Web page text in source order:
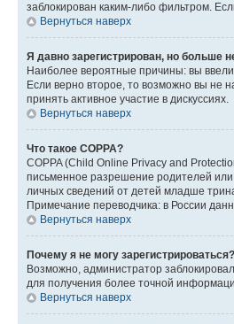
заблокирован каким-либо фильтром.
Вернуться наверх
Я давно зарегистрирован, но больше
Наиболее вероятные причины: вы
Если верно второе, то возможно вы не
принять активное участие в дискуссиях.
Вернуться наверх
Что такое COPPA?
COPPA (Child Online Privacy and
письменное разрешение родителей или
личных сведений от детей младше
Примечание переводчика: в России
Вернуться наверх
Почему я не могу зарегистрироваться?
Возможно, администратор
для получения более точной
Вернуться наверх